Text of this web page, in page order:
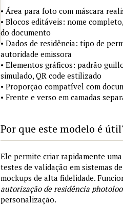
• Área para foto com máscara
• Blocos editáveis: nome
do documento
• Dados de residência: tipo de
autoridade emissora
• Elementos gráficos: padrão
simulado, QR code estilizado
• Proporção compatível com
• Frente e verso em camadas
Por que este modelo é
Ele permite criar rapidamente uma
testes de validação em sistemas
mockups de alta fidelidade.
autorização de residência
personalização.